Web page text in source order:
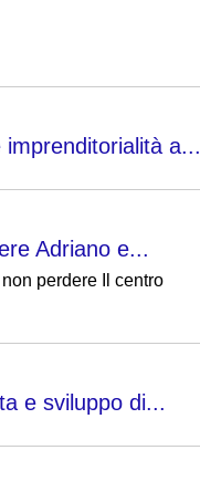
a...
Adriano e...
perdere Il centro
e sviluppo di...